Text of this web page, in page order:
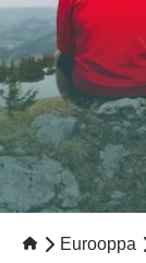
Eurooppa